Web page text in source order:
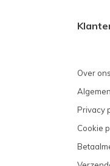
Over ons
Privacy
Cookie